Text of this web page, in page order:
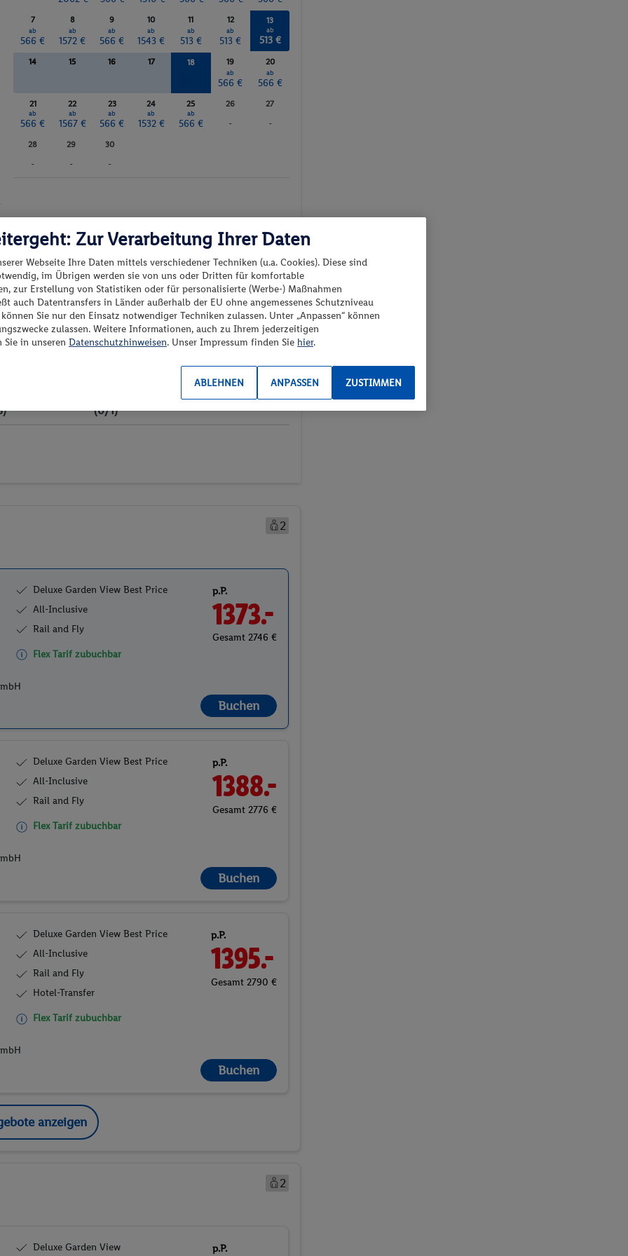
Animation für Kinder
Badminton
Whirlpool
7
ab
566 €
8
ab
1572 €
9
ab
566 €
10
ab
1543 €
11
ab
513 €
12
ab
513 €
13
ab
513 €
14 15 16 17 18 19
ab
566 €
20
ab
566 €
21
ab
566 €
22
ab
1567 €
23
ab
566 €
24
ab
1532 €
25
ab
566 €
26
-
27
-
28
-
29
-
30
-
Günstigster Preis p.P. Preis p.P.
los?
(0/1)
Preis aufsteigend
2
Deluxe Garden View Best Price
All-Inclusive
Rail and Fly
Flex Tarif zubuchbar
p.P.
1373.-
Gesamt 2746 €
Buchen
Deluxe Garden View Best Price
All-Inclusive
Rail and Fly
Flex Tarif zubuchbar
p.P.
1388.-
Gesamt 2776 €
Buchen
Deluxe Garden View Best Price
All-Inclusive
Rail and Fly
Hotel-Transfer
Flex Tarif zubuchbar
p.P.
1395.-
Gesamt 2790 €
Buchen
anzeigen
2
Deluxe Garden View p.P.
Zur Verarbeitung Ihrer Daten
Webseite Ihre Daten mittels verschiedener Techniken (u.a. Cookies). Diese sind
im Übrigen werden sie von uns oder Dritten für komfortable
zur Erstellung von Statistiken oder für personalisierte (Werbe-) Maßnahmen
auch Datentransfers in Länder außerhalb der EU ohne angemessenes Schutzniveau
Sie nur den Einsatz notwendiger Techniken zulassen. Unter „Anpassen“ können
zulassen. Weitere Informationen, auch zu Ihrem jederzeitigen
in unseren Datenschutzhinweisen. Unser Impressum finden Sie hier.
ZUSTIMMEN
ANPASSEN
ABLEHNEN